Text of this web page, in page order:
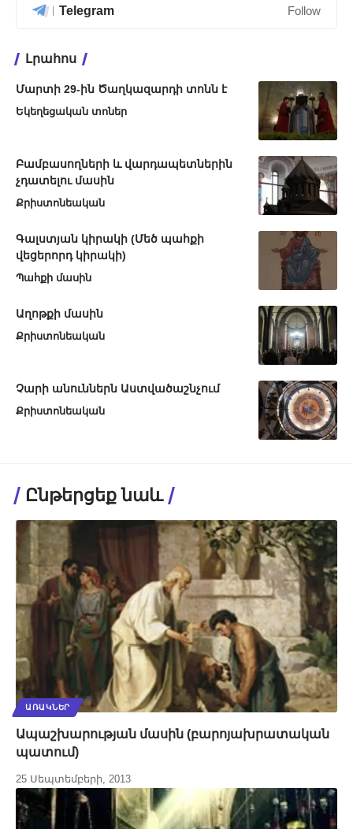
Telegram Follow
Լրահոս
Մարտի 29-ին Ծաղկազարդի տոնն է
Եկեղեցական տոներ
Բամբասողների և վարդապետներին
չդատելու մասին
Քրիստոնեական
Գալստյան կիրակի (Մեծ պահքի
վեցերորդ կիրակի)
Պահքի մասին
Աղոթքի մասին
Քրիստոնեական
Չարի անուններն Աստվածաշնչում
Քրիստոնեական
Ընթերցեք նաև
ԱՌԱԿՆԵՐ
Ապաշխարության մասին (բարոյախրատական
պատում)
25 Սեպտեմբերի, 2013